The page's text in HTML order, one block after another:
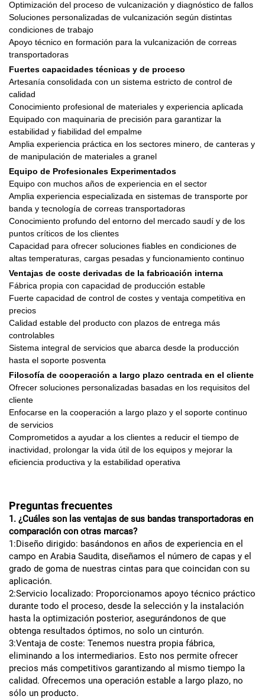
Optimización del proceso de vulcanización y diagnóstico de fallos
Soluciones personalizadas de vulcanización según distintas
condiciones de trabajo
Apoyo técnico en formación para la vulcanización de correas
transportadoras
Fuertes capacidades técnicas y de proceso
Artesanía consolidada con un sistema estricto de control de
calidad
Conocimiento profesional de materiales y experiencia aplicada
Equipado con maquinaria de precisión para garantizar la
estabilidad y fiabilidad del empalme
Amplia experiencia práctica en los sectores minero, de canteras y
de manipulación de materiales a granel
Equipo de Profesionales Experimentados
Equipo con muchos años de experiencia en el sector
Amplia experiencia especializada en sistemas de transporte por
banda y tecnología de correas transportadoras
Conocimiento profundo del entorno del mercado saudí y de los
puntos críticos de los clientes
Capacidad para ofrecer soluciones fiables en condiciones de
altas temperaturas, cargas pesadas y funcionamiento continuo
Ventajas de coste derivadas de la fabricación interna
Fábrica propia con capacidad de producción estable
Fuerte capacidad de control de costes y ventaja competitiva en
precios
Calidad estable del producto con plazos de entrega más
controlables
Sistema integral de servicios que abarca desde la producción
hasta el soporte posventa
Filosofía de cooperación a largo plazo centrada en el cliente
Ofrecer soluciones personalizadas basadas en los requisitos del
cliente
Enfocarse en la cooperación a largo plazo y el soporte continuo
de servicios
Comprometidos a ayudar a los clientes a reducir el tiempo de
inactividad, prolongar la vida útil de los equipos y mejorar la
eficiencia productiva y la estabilidad operativa
Preguntas frecuentes
1. ¿Cuáles son las ventajas de sus bandas transportadoras en
comparación con otras marcas?
1:Diseño dirigido: basándonos en años de experiencia en el
campo en Arabia Saudita, diseñamos el número de capas y el
grado de goma de nuestras cintas para que coincidan con su
aplicación.
2:Servicio localizado: Proporcionamos apoyo técnico práctico
durante todo el proceso, desde la selección y la instalación
hasta la optimización posterior, asegurándonos de que
obtenga resultados óptimos, no solo un cinturón.
3:Ventaja de coste: Tenemos nuestra propia fábrica,
eliminando a los intermediarios. Esto nos permite ofrecer
precios más competitivos garantizando al mismo tiempo la
calidad. Ofrecemos una operación estable a largo plazo, no
sólo un producto.